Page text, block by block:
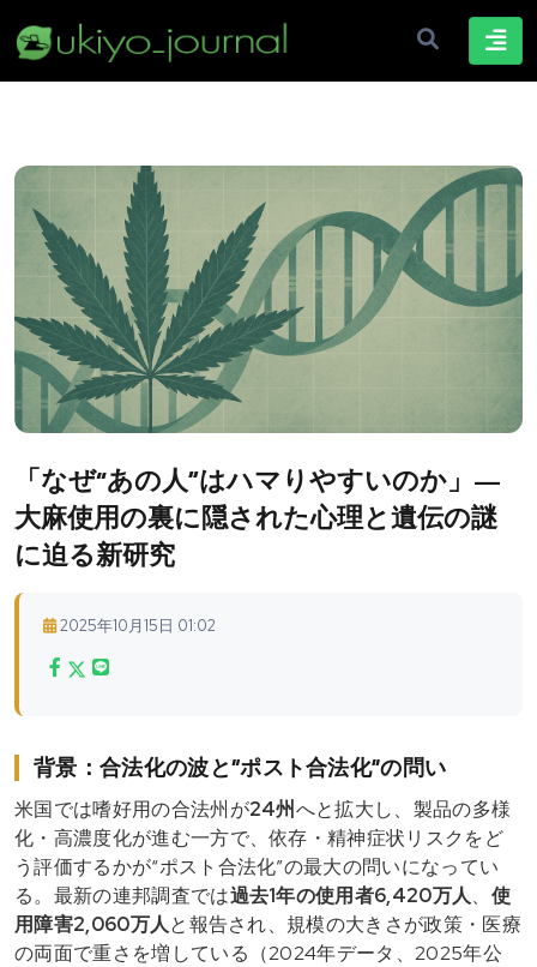
「なぜ“あの人”はハマりやすいのか」—
大麻使用の裏に隠された心理と遺伝の謎
に迫る新研究
2025年10月15日 01:02
背景：合法化の波と“ポスト合法化”の問い
米国では嗜好用の合法州が24州へと拡大し、製品の多様
化・高濃度化が進む一方で、依存・精神症状リスクをど
う評価するかが“ポスト合法化”の最大の問いになってい
る。最新の連邦調査では過去1年の使用者6,420万人、 使
用障害2,060万人と報告され、規模の大きさが政策・医療
の両面で重さを増している（2024年データ、2025年公